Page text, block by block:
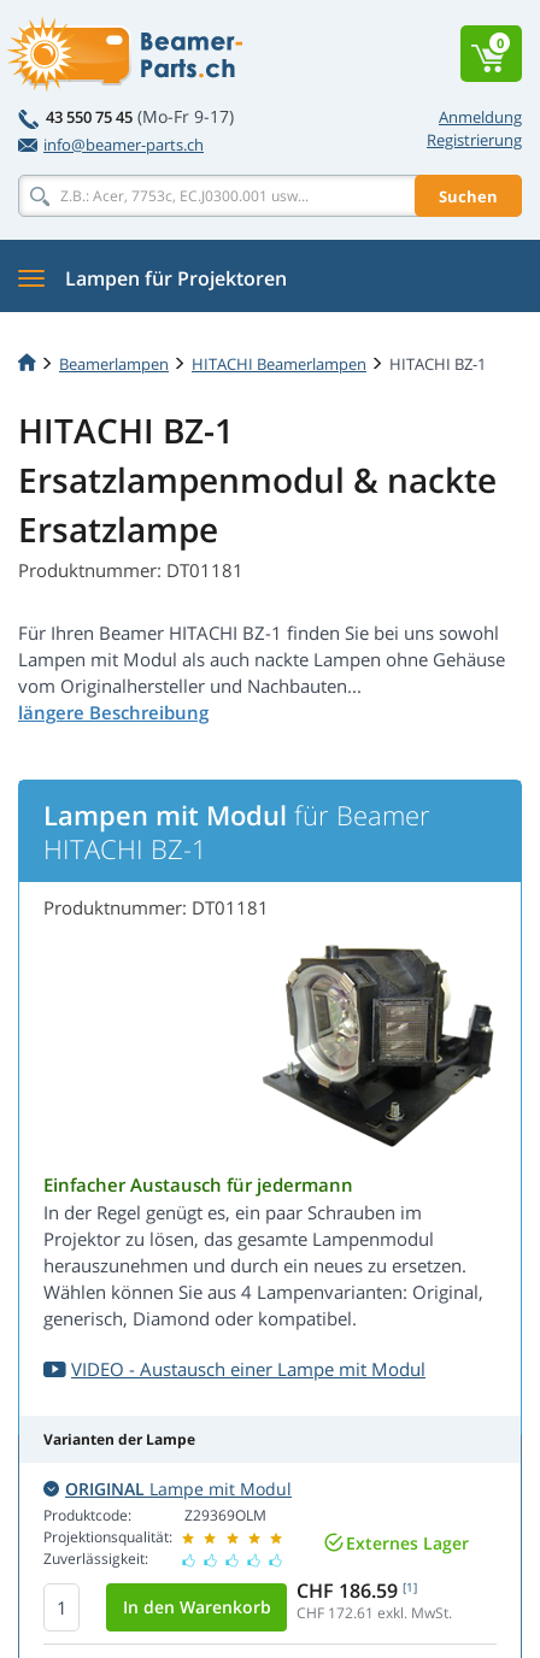
Anmeldung
Registrierung
43 550 75 45 (Mo-Fr 9-17)
info@beamer-parts.ch
Suchen
0
Lampen für Projektoren
Beamerlampen HITACHI Beamerlampen HITACHI BZ-1
HITACHI BZ-1
Ersatzlampenmodul & nackte
Ersatzlampe
Produktnummer: DT01181
Für Ihren Beamer HITACHI BZ-1 finden Sie bei uns sowohl
Lampen mit Modul als auch nackte Lampen ohne Gehäuse
vom Originalhersteller und Nachbauten...
Lampen mit Modul für Beamer
HITACHI BZ-1
Produktnummer: DT01181
Einfacher Austausch für jedermann
In der Regel genügt es, ein paar Schrauben im
Projektor zu lösen, das gesamte Lampenmodul
herauszunehmen und durch ein neues zu ersetzen.
Wählen können Sie aus 4 Lampenvarianten: Original,
generisch, Diamond oder kompatibel.
VIDEO - Austausch einer Lampe mit Modul
Varianten der Lampe
ORIGINAL Lampe mit Modul
Produktcode:
Projektionsqualität:
Zuverlässigkeit:
Z29369OLM
Externes Lager
CHF 186.59 [1]
CHF 172.61 exkl. MwSt.